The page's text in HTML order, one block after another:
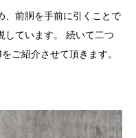
、前胴を手前に引くことで
しています。 続いて二つ
ご紹介させて頂きます。